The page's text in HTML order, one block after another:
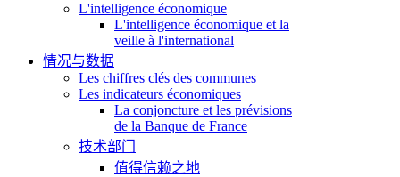
L'intelligence économique
L'intelligence économique et la
veille à l'international
情况与数据
Les chiffres clés des communes
Les indicateurs économiques
La conjoncture et les prévisions
de la Banque de France
技术部门
值得信赖之地